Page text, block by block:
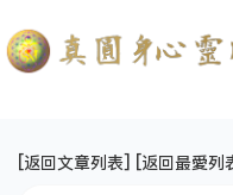
[返回文章列表] [返回最愛列